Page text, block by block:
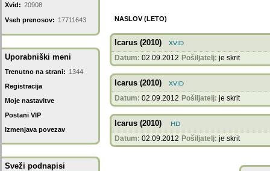
Xvid: 20908
Vseh prenosov: 17711643
Uporabniški meni
Trenutno na strani: 1344
Registracija
Moje nastavitve
Postani VIP
Izmenjava povezav
Sveži podnapisi
NASLOV (LETO)
Icarus (2010)
Datum: 02.09.2012 Pošiljatelj: je skrit
Icarus (2010)
Datum: 02.09.2012 Pošiljatelj: je skrit
Icarus (2010)
Datum: 02.09.2012 Pošiljatelj: je skrit